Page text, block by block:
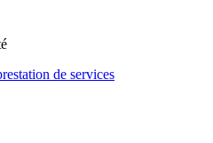
de services